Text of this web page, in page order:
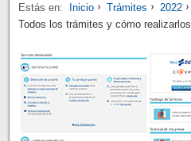
Estás en: Inicio Trámites
2022
Todos los trámites y cómo realizarlos